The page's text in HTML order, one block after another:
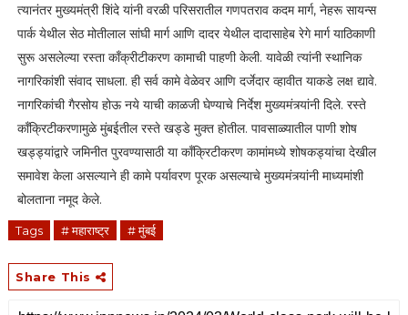
त्यानंतर मुख्यमंत्री शिंदे यांनी वरळी परिसरातील गणपतराव कदम मार्ग, नेहरू सायन्स
पार्क येथील सेठ मोतीलाल सांघी मार्ग आणि दादर येथील दादासाहेब रेगे मार्ग याठिकाणी
सुरू असलेल्या रस्ता काँक्रीटीकरण कामाची पाहणी केली. यावेळी त्यांनी स्थानिक
नागरिकांशी संवाद साधला. ही सर्व कामे वेळेवर आणि दर्जेदार व्हावीत याकडे लक्ष द्यावे.
नागरिकांची गैरसोय होऊ नये याची काळजी घेण्याचे निर्देश मुख्यमंत्र्यांनी दिले. रस्ते
कॉंक्रिटीकरणामुळे मुंबईतील रस्ते खड्डे मुक्त होतील. पावसाळ्यातील पाणी शोष
खड्ड्यांद्वारे जमिनीत पुरवण्यासाठी या काँक्रिटीकरण कामांमध्ये शोषकड्यांचा देखील
समावेश केला असल्याने ही कामे पर्यावरण पूरक असल्याचे मुख्यमंत्र्यांनी माध्यमांशी
बोलताना नमूद केले.
Tags # महाराष्ट्र # मुंबई
Share This